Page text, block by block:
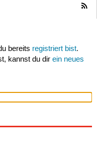
bereits registriert bist.
kannst du dir ein neues